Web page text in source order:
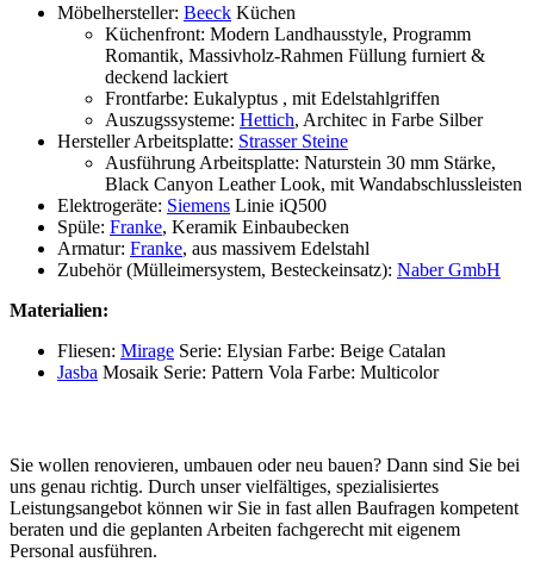
Möbelhersteller: Beeck Küchen
Küchenfront: Modern Landhausstyle, Programm
Romantik, Massivholz-Rahmen Füllung furniert &
deckend lackiert
Frontfarbe: Eukalyptus , mit Edelstahlgriffen
Auszugssysteme: Hettich, Architec in Farbe Silber
Hersteller Arbeitsplatte: Strasser Steine
Ausführung Arbeitsplatte: Naturstein 30 mm Stärke,
Black Canyon Leather Look, mit Wandabschlussleisten
Elektrogeräte: Siemens Linie iQ500
Spüle: Franke, Keramik Einbaubecken
Armatur: Franke, aus massivem Edelstahl
Zubehör (Mülleimersystem, Besteckeinsatz): Naber GmbH
Materialien:
Fliesen: Mirage Serie: Elysian Farbe: Beige Catalan
Jasba Mosaik Serie: Pattern Vola Farbe: Multicolor
Sie wollen renovieren, umbauen oder neu bauen? Dann sind Sie bei
uns genau richtig. Durch unser vielfältiges, spezialisiertes
Leistungsangebot können wir Sie in fast allen Baufragen kompetent
beraten und die geplanten Arbeiten fachgerecht mit eigenem
Personal ausführen.